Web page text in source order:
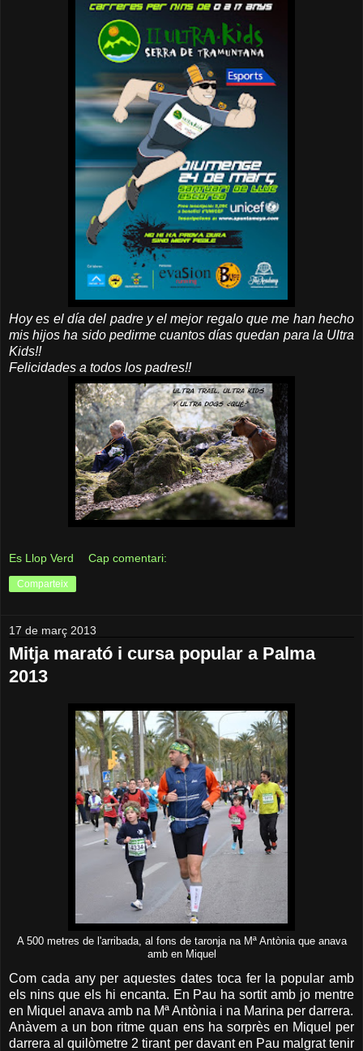
Hoy es el día del padre y el mejor regalo que me han hecho
mis hijos ha sido pedirme cuantos días quedan para la Ultra
Kids!!
Felicidades a todos los padres!!
Es Llop Verd Cap comentari:
Comparteix
17 de març 2013
Mitja marató i cursa popular a Palma
2013
A 500 metres de l'arribada, al fons de taronja na Mª Antònia que anava
amb en Miquel
Com cada any per aquestes dates toca fer la popular amb
els nins que els hi encanta. En Pau ha sortit amb jo mentre
en Miquel anava amb na Mª Antònia i na Marina per darrera.
Anàvem a un bon ritme quan ens ha sorprès en Miquel per
darrera al quilòmetre 2 tirant per davant en Pau malgrat tenir